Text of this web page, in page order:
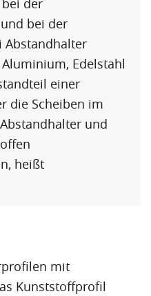
der
bei der
Abstandhalter
Edelstahl
einer
die Scheiben im
Abstandhalter und
heißt
en mit
Kunststoffprofil